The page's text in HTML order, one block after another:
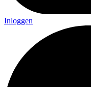
Inloggen